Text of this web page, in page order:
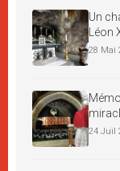
Un
Léon
28 Mai
24 Juil